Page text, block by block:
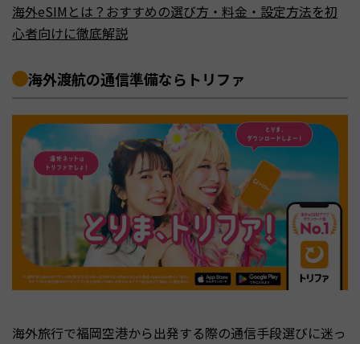
海外eSIMとは？おすすめの選び方・料金・設定方法を初
心者向けに徹底解説
海外渡航の通信準備ならトリファ
海外旅行で福岡空港から出発する際の通信手段選びに迷っ